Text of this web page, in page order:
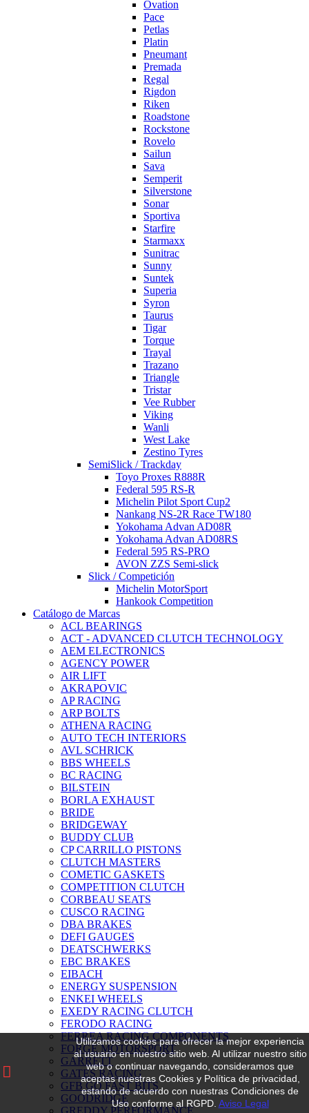
Ovation
Pace
Petlas
Platin
Pneumant
Premada
Regal
Rigdon
Riken
Roadstone
Rockstone
Rovelo
Sailun
Sava
Semperit
Silverstone
Sonar
Sportiva
Starfire
Starmaxx
Sunitrac
Sunny
Suntek
Superia
Syron
Taurus
Tigar
Torque
Trayal
Trazano
Triangle
Tristar
Vee Rubber
Viking
Wanli
West Lake
Zestino Tyres
SemiSlick / Trackday
Toyo Proxes R888R
Federal 595 RS-R
Michelin Pilot Sport Cup2
Nankang NS-2R Race TW180
Yokohama Advan AD08R
Yokohama Advan AD08RS
Federal 595 RS-PRO
AVON ZZS Semi-slick
Slick / Competición
Michelin MotorSport
Hankook Competition
Catálogo de Marcas
ACL BEARINGS
ACT - ADVANCED CLUTCH TECHNOLOGY
AEM ELECTRONICS
AGENCY POWER
AIR LIFT
AKRAPOVIC
AP RACING
ARP BOLTS
ATHENA RACING
AUTO TECH INTERIORS
AVL SCHRICK
BBS WHEELS
BC RACING
BILSTEIN
BORLA EXHAUST
BRIDE
BRIDGEWAY
BUDDY CLUB
CP CARRILLO PISTONS
CLUTCH MASTERS
COMETIC GASKETS
COMPETITION CLUTCH
CORBEAU SEATS
CUSCO RACING
DBA BRAKES
DEFI GAUGES
DEATSCHWERKS
EBC BRAKES
EIBACH
ENERGY SUSPENSION
ENKEI WHEELS
EXEDY RACING CLUTCH
FERODO RACING
FERREA RACING COMPONENTS
FORGE MOTORSPORT
GARRETT
GATES RACING
GFB GO FAST BITS
GOODRIDGE
Utilizamos cookies para ofrecer la mejor experiencia
al usuario en nuestro sitio web. Al utilizar nuestro sitio
web o continuar navegando, consideramos que
aceptas nuestras Cookies y Política de privacidad,
estando de acuerdo con nuestras Condiciones de
Uso conforme al RGPD. Aviso Legal